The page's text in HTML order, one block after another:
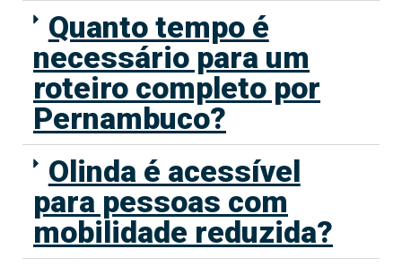
Quanto tempo é
necessário para um
roteiro completo por
Pernambuco?
Olinda é acessível
para pessoas com
mobilidade reduzida?